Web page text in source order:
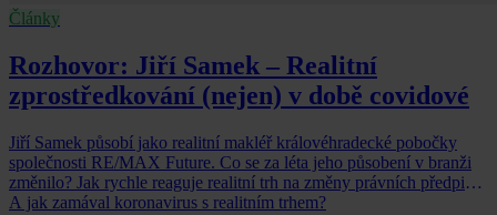
Články
Rozhovor: Jiří Samek – Realitní
zprostředkování (nejen) v době covidové
Jiří Samek působí jako realitní makléř královéhradecké pobočky
společnosti RE/MAX Future. Co se za léta jeho působení v branži
změnilo? Jak rychle reaguje realitní trh na změny právních předpisů?
A jak zamával koronavirus s realitním trhem?